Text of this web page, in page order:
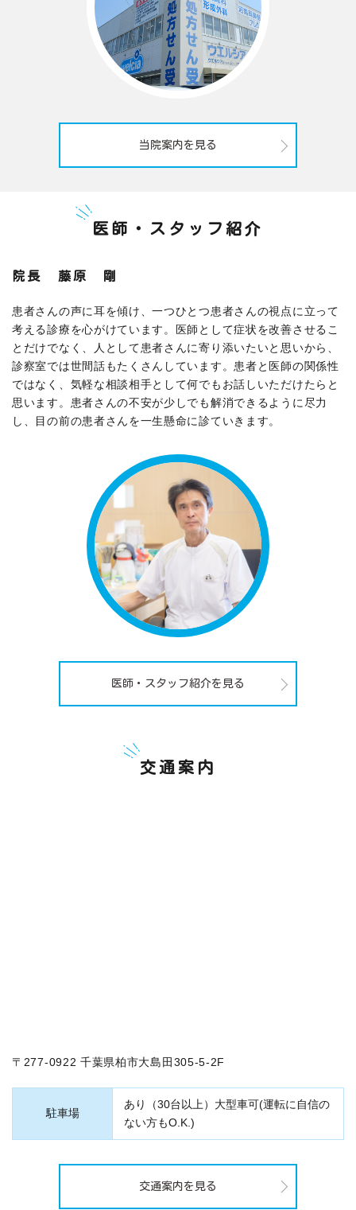
当院案内を見る
医師・スタッフ紹介
院長 藤原 剛
患者さんの声に耳を傾け、一つひとつ患者さんの視点に立って
考える診療を心がけています。医師として症状を改善させるこ
とだけでなく、人として患者さんに寄り添いたいと思いから、
診察室では世間話もたくさんしています。患者と医師の関係性
ではなく、気軽な相談相手として何でもお話しいただけたらと
思います。患者さんの不安が少しでも解消できるように尽力
し、目の前の患者さんを一生懸命に診ていきます。
医師・スタッフ紹介を見る
交通案内
〒277-0922 千葉県柏市大島田305-5-2F
駐車場
あり（30台以上）大型車可(運転に自信の
ない方もO.K.)
交通案内を見る